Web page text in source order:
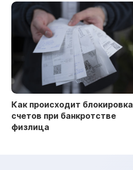
Как происходит блокировка
счетов при банкротстве
физлица